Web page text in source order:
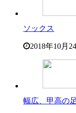
ソックス
2018年10月
幅広、甲高の足